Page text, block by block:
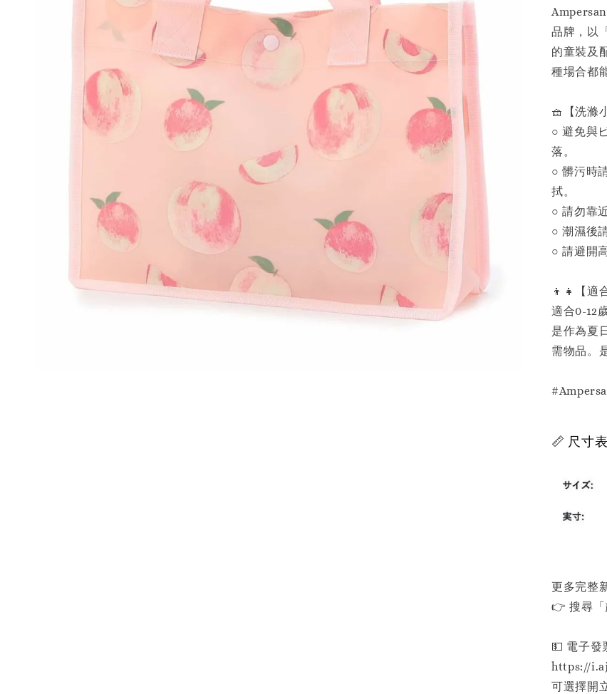
品牌，以
的童裝及
種場合都
🧺【洗滌
○ 避免與
落。
○ 髒污時
拭。
○ 請勿靠
○ 潮濕後
○ 請避開
👦👧【適
適合0-12
是作為夏
需物品。
📏 尺寸表
更多完整
👉 搜尋「
💵 電子發
https://
可選擇開